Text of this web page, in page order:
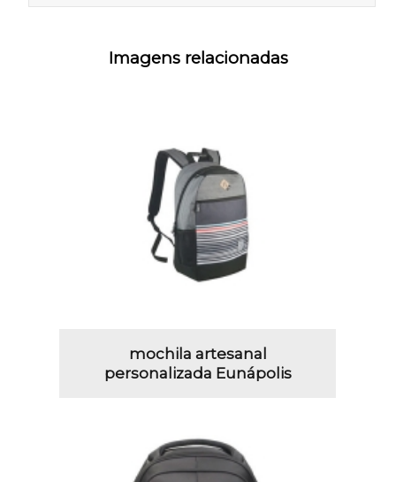
Imagens relacionadas
mochila artesanal
personalizada Eunápolis